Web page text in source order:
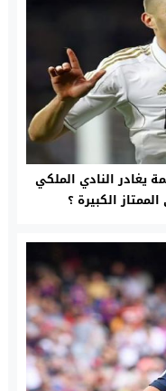
يغادر النادي الملكي
الكبيرة ؟